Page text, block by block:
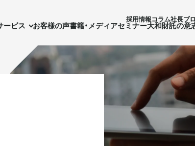
採⽤情報コラム社⻑ブ
ービス お客様の声書籍・メディアセミナー大和財託の意
マンション
マンション
ビス お客様の声書籍・メディアセミナー大和財託の意志